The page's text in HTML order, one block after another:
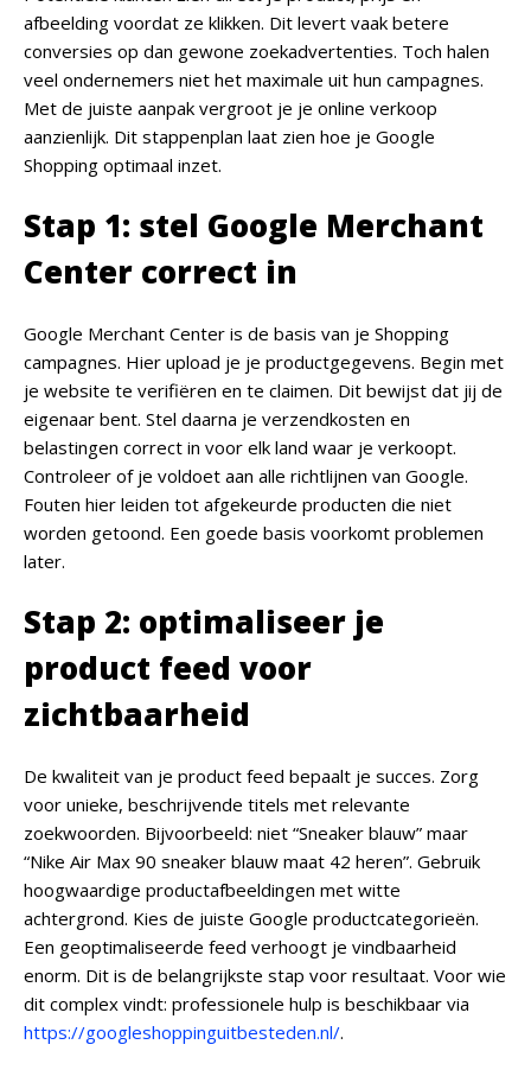
afbeelding voordat ze klikken. Dit levert vaak betere
conversies op dan gewone zoekadvertenties. Toch halen
veel ondernemers niet het maximale uit hun campagnes.
Met de juiste aanpak vergroot je je online verkoop
aanzienlijk. Dit stappenplan laat zien hoe je Google
Shopping optimaal inzet.
Stap 1: stel Google Merchant
Center correct in
Google Merchant Center is de basis van je Shopping
campagnes. Hier upload je je productgegevens. Begin met
je website te verifiëren en te claimen. Dit bewijst dat jij de
eigenaar bent. Stel daarna je verzendkosten en
belastingen correct in voor elk land waar je verkoopt.
Controleer of je voldoet aan alle richtlijnen van Google.
Fouten hier leiden tot afgekeurde producten die niet
worden getoond. Een goede basis voorkomt problemen
later.
Stap 2: optimaliseer je
product feed voor
zichtbaarheid
De kwaliteit van je product feed bepaalt je succes. Zorg
voor unieke, beschrijvende titels met relevante
zoekwoorden. Bijvoorbeeld: niet “Sneaker blauw” maar
“Nike Air Max 90 sneaker blauw maat 42 heren”. Gebruik
hoogwaardige productafbeeldingen met witte
achtergrond. Kies de juiste Google productcategorieën.
Een geoptimaliseerde feed verhoogt je vindbaarheid
enorm. Dit is de belangrijkste stap voor resultaat. Voor wie
dit complex vindt: professionele hulp is beschikbaar via
https://googleshoppinguitbesteden.nl/.